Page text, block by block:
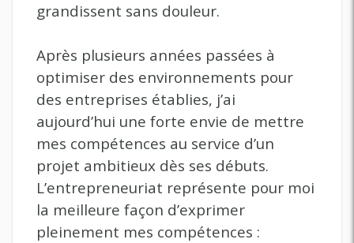
grandissent sans douleur.
Après plusieurs années passées à
optimiser des environnements pour
des entreprises établies, j’ai
aujourd’hui une forte envie de mettre
mes compétences au service d’un
projet ambitieux dès ses débuts.
L’entrepreneuriat représente pour moi
la meilleure façon d’exprimer
pleinement mes compétences :